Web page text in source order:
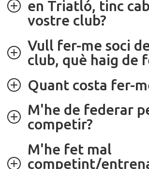
en Triatló, tinc
vostre club?
Vull fer-me soci
club, què haig de
Quant costa fer-
M'he de federar
competir?
M'he fet mal
competint/